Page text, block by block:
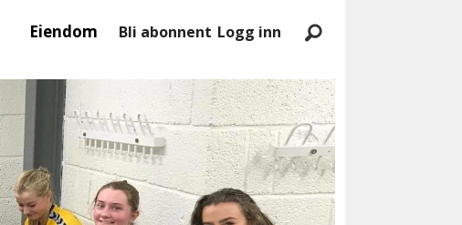
Eiendom Bli abonnent Logg inn